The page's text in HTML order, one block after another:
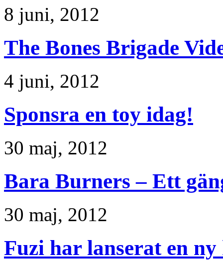
8 juni, 2012
The Bones Brigade
4 juni, 2012
Sponsra en toy idag!
30 maj, 2012
Bara Burners – Ett
30 maj, 2012
Fuzi har lanserat en ny